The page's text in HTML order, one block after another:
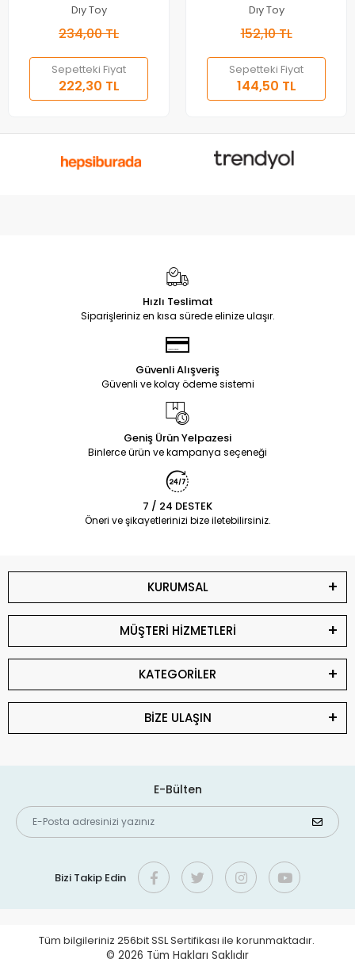
Dıy Toy
234,00 TL
Sepetteki Fiyat
222,30 TL
Dıy Toy
152,10 TL
Sepetteki Fiyat
144,50 TL
Hızlı Teslimat
Siparişleriniz en kısa sürede elinize ulaşır.
Güvenli Alışveriş
Güvenli ve kolay ödeme sistemi
Geniş Ürün Yelpazesi
Binlerce ürün ve kampanya seçeneği
7 / 24 DESTEK
Öneri ve şikayetlerinizi bize iletebilirsiniz.
KURUMSAL
MÜŞTERİ HİZMETLERİ
KATEGORİLER
BİZE ULAŞIN
E-Bülten
Bizi Takip Edin
Tüm bilgileriniz 256bit SSL Sertifikası ile korunmaktadır.
© 2026 Tüm Hakları Saklıdır